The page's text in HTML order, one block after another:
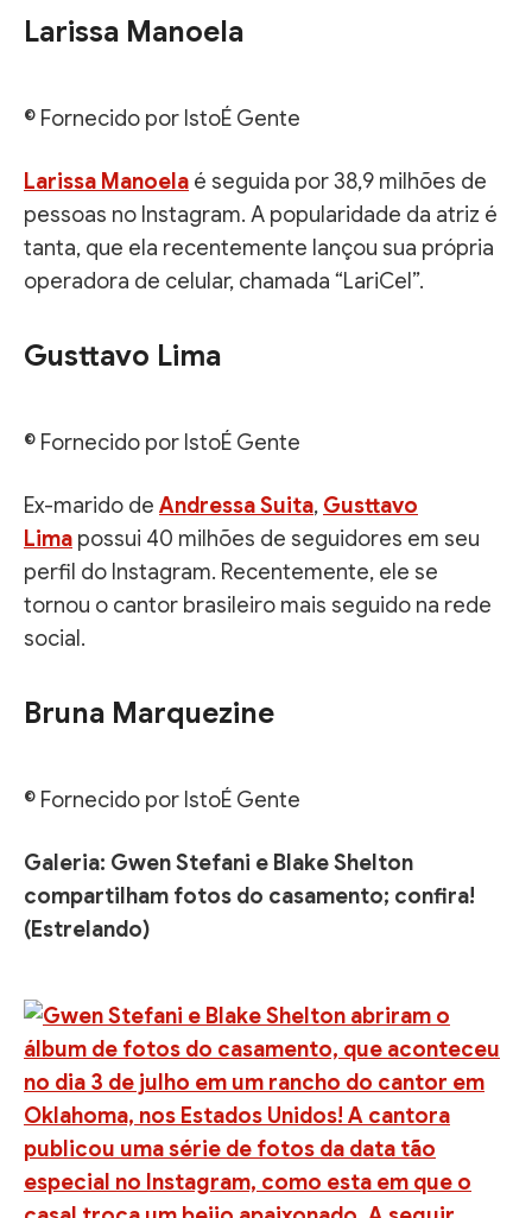
Larissa Manoela
© Fornecido por IstoÉ Gente
Larissa Manoela é seguida por 38,9 milhões de
pessoas no Instagram. A popularidade da atriz é
tanta, que ela recentemente lançou sua própria
operadora de celular, chamada “LariCel”.
Gusttavo Lima
© Fornecido por IstoÉ Gente
Ex-marido de Andressa Suita, Gusttavo
Lima possui 40 milhões de seguidores em seu
perfil do Instagram. Recentemente, ele se
tornou o cantor brasileiro mais seguido na rede
social.
Bruna Marquezine
© Fornecido por IstoÉ Gente
Galeria: Gwen Stefani e Blake Shelton
compartilham fotos do casamento; confira!
(Estrelando)